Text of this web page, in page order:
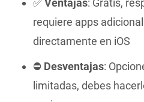
requiere apps
directamente en iOS
⛔️ Desventajas:
limitadas, debes